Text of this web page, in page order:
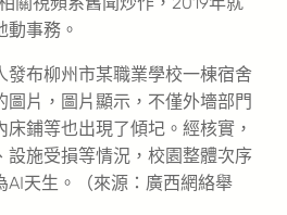
動事務。
發布柳州市某職業學校一棟宿舍
圖片，圖片顯示，不僅外墻部門
鋪等也出現了傾圮。經核實，
設施受損等情況，校園整體次序
AI天生。（來源：廣西網絡舉